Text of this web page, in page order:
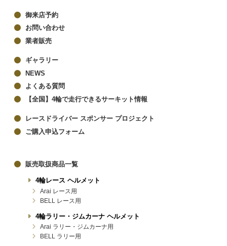
御来店予約
お問い合わせ
業者販売
ギャラリー
NEWS
よくある質問
【全国】4輪で走行できるサーキット情報
レースドライバー スポンサー プロジェクト
ご購入申込フォーム
販売取扱商品一覧
4輪レース ヘルメット
Arai レース用
BELL レース用
4輪ラリー・ジムカーナ ヘルメット
Arai ラリー・ジムカーナ用
BELL ラリー用